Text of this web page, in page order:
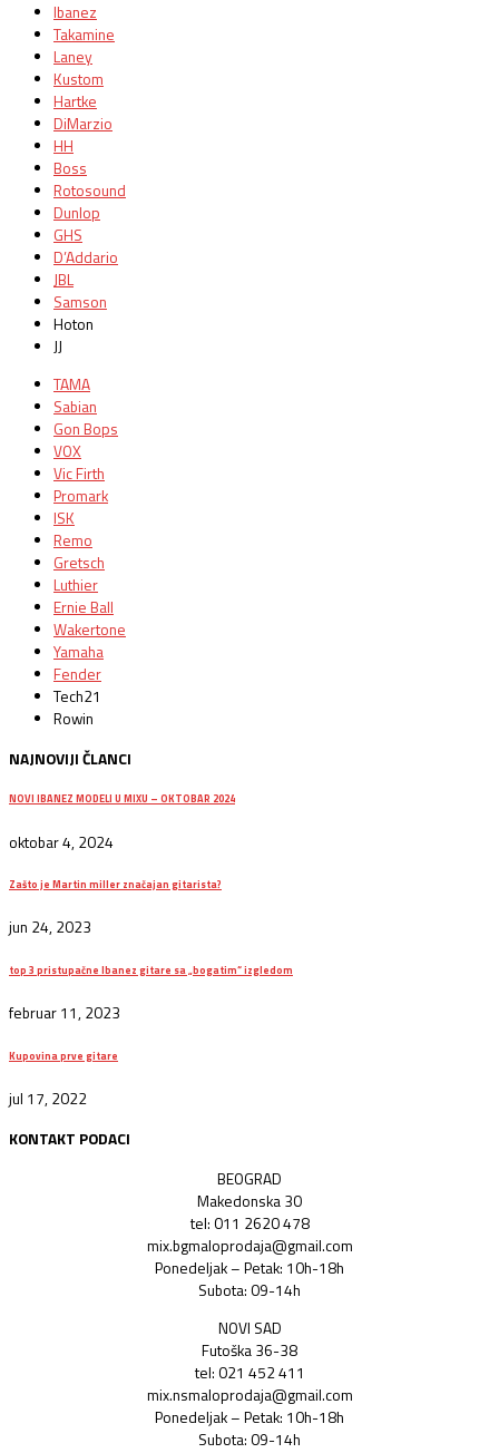
Ibanez
Takamine
Laney
Kustom
Hartke
DiMarzio
HH
Boss
Rotosound
Dunlop
GHS
D’Addario
JBL
Samson
Hoton
JJ
TAMA
Sabian
Gon Bops
VOX
Vic Firth
Promark
ISK
Remo
Gretsch
Luthier
Ernie Ball
Wakertone
Yamaha
Fender
Tech21
Rowin
NAJNOVIJI ČLANCI
NOVI IBANEZ MODELI U MIXU – OKTOBAR 2024
oktobar 4, 2024
Zašto je Martin miller značajan gitarista?
jun 24, 2023
top 3 pristupačne Ibanez gitare sa „bogatim“ izgledom
februar 11, 2023
Kupovina prve gitare
jul 17, 2022
KONTAKT PODACI
BEOGRAD
Makedonska 30
tel: 011 2620 478
mix.bgmaloprodaja@gmail.com
Ponedeljak – Petak: 10h-18h
Subota: 09-14h
NOVI SAD
Futoška 36-38
tel: 021 452 411
mix.nsmaloprodaja@gmail.com
Ponedeljak – Petak: 10h-18h
Subota: 09-14h